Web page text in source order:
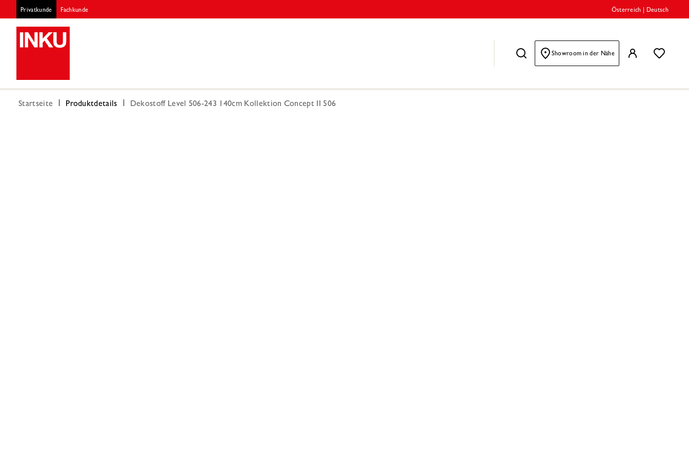
Privatkunde Fachkunde Österreich Deutsch
Showroom in der Nähe
Startseite Produktdetails Dekostoff Level 506-243 140cm Kollektion Concept II 506